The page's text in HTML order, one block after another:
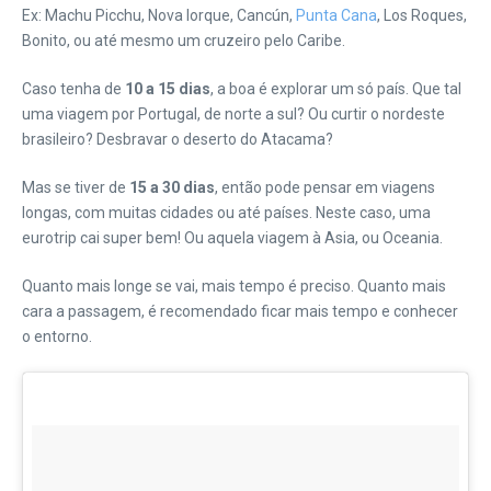
Ex: Machu Picchu, Nova Iorque, Cancún, Punta Cana, Los Roques,
Bonito, ou até mesmo um cruzeiro pelo Caribe.
Caso tenha de 10 a 15 dias, a boa é explorar um só país. Que tal
uma viagem por Portugal, de norte a sul? Ou curtir o nordeste
brasileiro? Desbravar o deserto do Atacama?
Mas se tiver de 15 a 30 dias, então pode pensar em viagens
longas, com muitas cidades ou até países. Neste caso, uma
eurotrip cai super bem! Ou aquela viagem à Asia, ou Oceania.
Quanto mais longe se vai, mais tempo é preciso. Quanto mais
cara a passagem, é recomendado ficar mais tempo e conhecer
o entorno.